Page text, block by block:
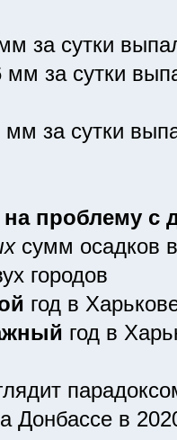
за сутки
мм за сутки
мм за сутки
проблему с
сумм осадков в
городов
год в
год в
Донбассе в